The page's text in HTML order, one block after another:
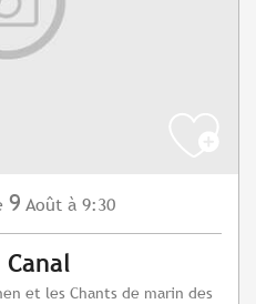
9 Août à 9:30
et les Chants de marin des